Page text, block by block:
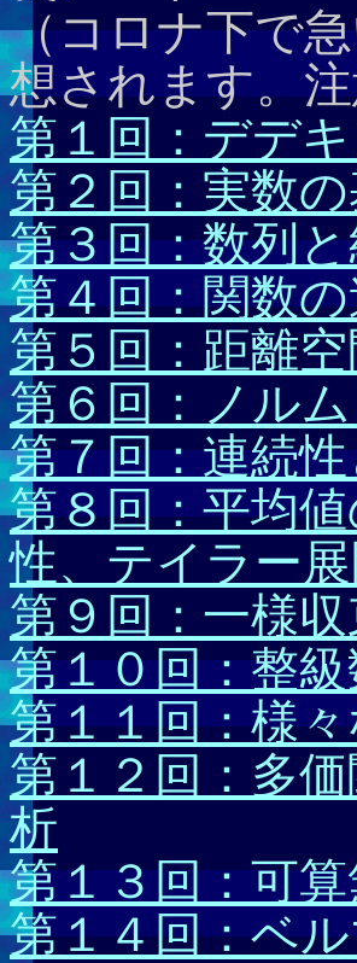
（コロナ下で
想されます。
第１回：デデ
第２回：実数
第３回：数列
第４回：関数
第５回：距離
第６回：ノル
第７回：連続
第８回：平均
性、テイラー展
第９回：一様
第１０回：整
第１１回：様
第１２回：多
析
第１３回：可
第１４回：ベ